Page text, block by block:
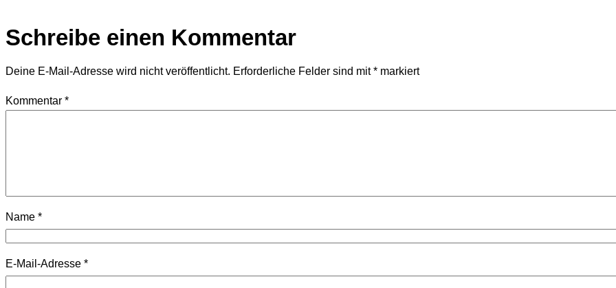
Schreibe einen Kommentar
Deine E-Mail-Adresse wird nicht veröffentlicht. Erforderliche Felder sind mit* markiert
Kommentar *
Name *
E-Mail-Adresse *